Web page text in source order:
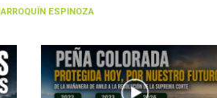
ESPINOZA